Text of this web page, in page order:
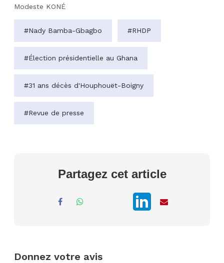
Modeste KONÉ
#Nady Bamba-Gbagbo #RHDP
#Élection présidentielle au Ghana
#31 ans décès d'Houphouët-Boigny
#Revue de presse
Partagez cet article
Donnez votre avis